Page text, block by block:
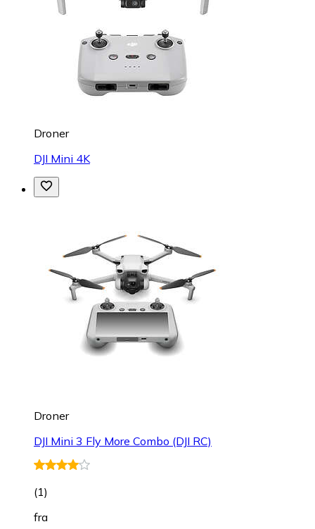
Droner
DJI Mini 4K
Droner
DJI Mini 3 Fly More Combo (DJI RC)
(1)
fra